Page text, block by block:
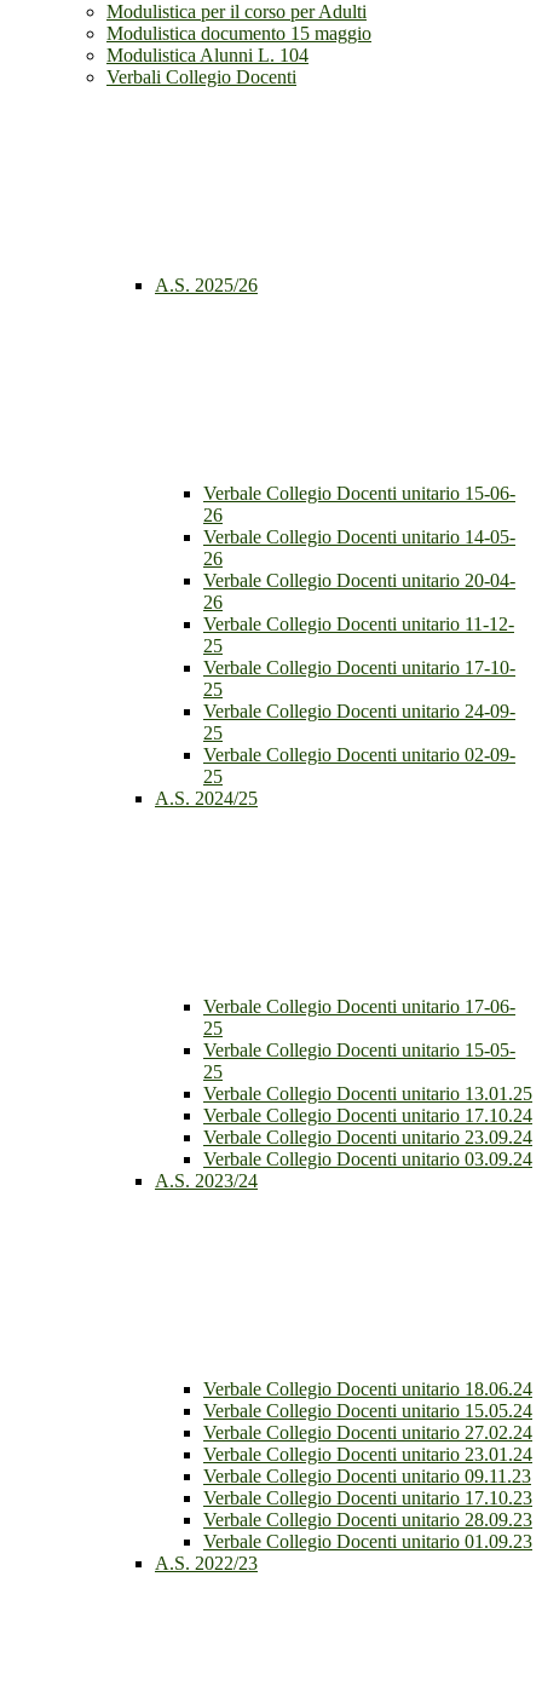
Modulistica per il corso per Adulti
Modulistica documento 15 maggio
Modulistica Alunni L. 104
Verbali Collegio Docenti
A.S. 2025/26
Verbale Collegio Docenti unitario 15-06-
26
Verbale Collegio Docenti unitario 14-05-
26
Verbale Collegio Docenti unitario 20-04-
26
Verbale Collegio Docenti unitario 11-12-
25
Verbale Collegio Docenti unitario 17-10-
25
Verbale Collegio Docenti unitario 24-09-
25
Verbale Collegio Docenti unitario 02-09-
25
A.S. 2024/25
Verbale Collegio Docenti unitario 17-06-
25
Verbale Collegio Docenti unitario 15-05-
25
Verbale Collegio Docenti unitario 13.01.25
Verbale Collegio Docenti unitario 17.10.24
Verbale Collegio Docenti unitario 23.09.24
Verbale Collegio Docenti unitario 03.09.24
A.S. 2023/24
Verbale Collegio Docenti unitario 18.06.24
Verbale Collegio Docenti unitario 15.05.24
Verbale Collegio Docenti unitario 27.02.24
Verbale Collegio Docenti unitario 23.01.24
Verbale Collegio Docenti unitario 09.11.23
Verbale Collegio Docenti unitario 17.10.23
Verbale Collegio Docenti unitario 28.09.23
Verbale Collegio Docenti unitario 01.09.23
A.S. 2022/23